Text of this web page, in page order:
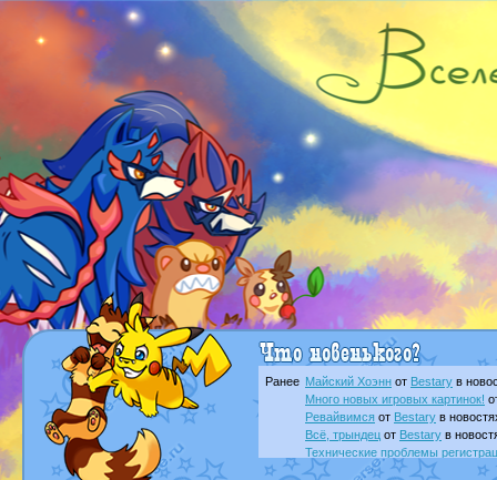
Ранее Майский Хоэнн от Bestary в
Много новых игровых картинок!
Ревайвимся от Bestary в
Всё, трындец от Bestary в
Технические проблемы
доброе утро славянеот
в